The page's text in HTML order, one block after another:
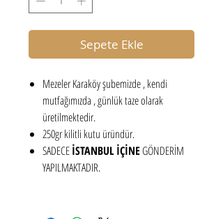
Sepete Ekle
Mezeler Karaköy şubemizde , kendi
mutfağımızda , günlük taze olarak
üretilmektedir.
250gr kilitli kutu üründür.
SADECEİSTANBUL İÇİNEGÖNDERİM
YAPILMAKTADIR.